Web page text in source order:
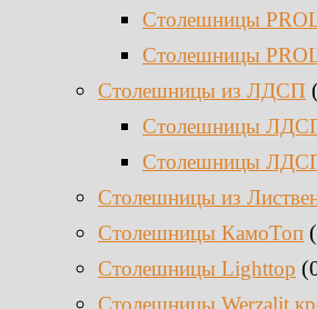
Столешницы
Столешницы
Столешницы из ЛДСП
Столешницы
Столешницы
Столешницы из
Столешницы КамоТоп
Столешницы Lighttop
Столешницы Werzalit